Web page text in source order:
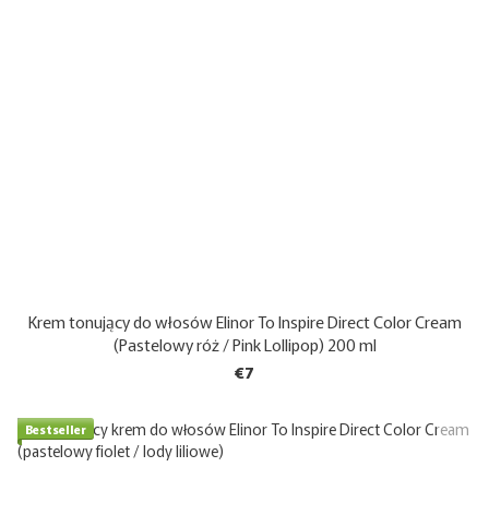
Krem tonujący do włosów Elinor To Inspire Direct Color Cream
(Pastelowy róż / Pink Lollipop) 200 ml
€7
Bestseller